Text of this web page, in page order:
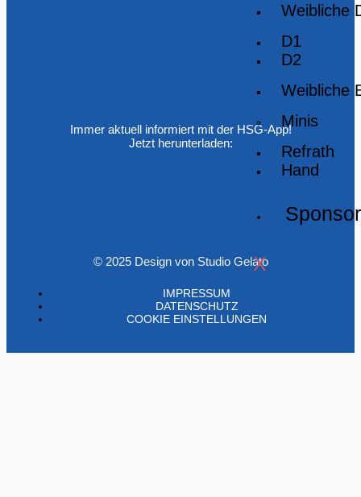
Weibliche
D1
D2
Weibliche
Minis
Refrath
Hand
X
Immer aktuell informiert mit der HSG-App!
Jetzt herunterladen:
© 2025 Design von Studio Gelato
IMPRESSUM
DATENSCHUTZ
COOKIE EINSTELLUNGEN